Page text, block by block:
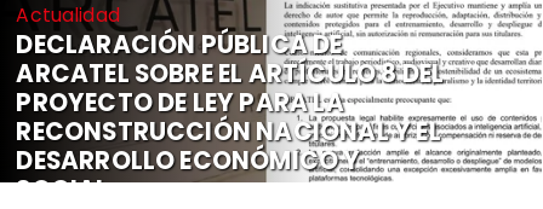
Actualidad
DECLARACIÓN PÚBLICA DE
ARCATEL SOBRE EL ARTÍCULO 8 DEL
PROYECTO DE LEY PARA LA
RECONSTRUCCIÓN NACIONAL Y EL
DESARROLLO ECONÓMICO Y
SOCIAL